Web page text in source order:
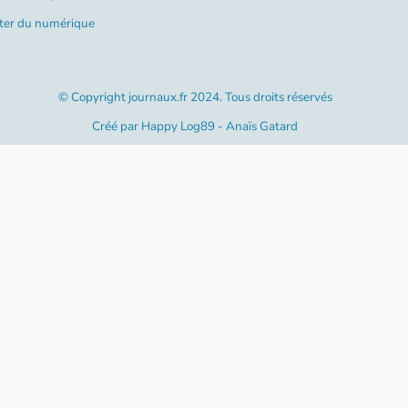
du numérique
© Copyright journaux.fr 2024. Tous droits réservés
Créé par Happy Log89 - Anaïs Gatard